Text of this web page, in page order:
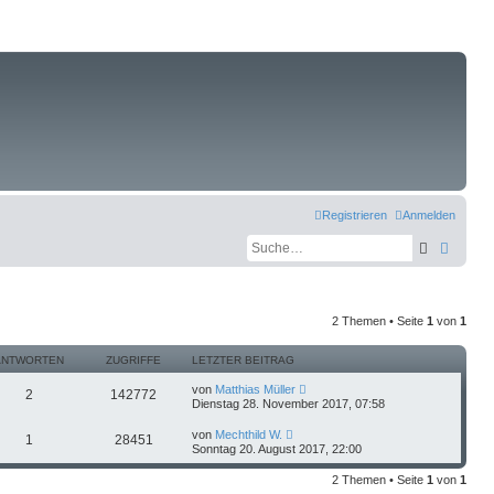
Anmelden
Registrieren
Suche
2 Themen • Seite 1 von 1
ZUGRIFFE LETZTER BEITRAG
2 142772 von Matthias Müller
Dienstag 28. November 2017, 07:58
1 28451 von Mechthild W.
Sonntag 20. August 2017, 22:00
2 Themen • Seite 1 von 1